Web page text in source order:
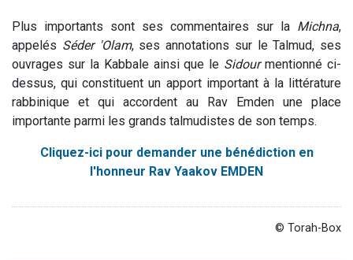
Plus importants sont ses commentaires sur la Michna,
appelés Séder 'Olam, ses annotations sur le Talmud, ses
ouvrages sur la Kabbale ainsi que le Sidourmentionné ci-
dessus, qui constituent un apport important à la littérature
rabbinique et qui accordent au Rav Emden une place
importante parmi les grands talmudistes de son temps.
Cliquez-ici pour demander une bénédiction en
l'honneur Rav Yaakov EMDEN
© Torah-Box